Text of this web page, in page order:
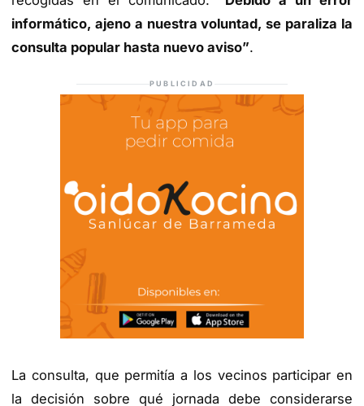
informático, ajeno a nuestra voluntad, se paraliza la
consulta popular hasta nuevo aviso”.
PUBLICIDAD
La consulta, que permitía a los vecinos participar en
la decisión sobre qué jornada debe considerarse